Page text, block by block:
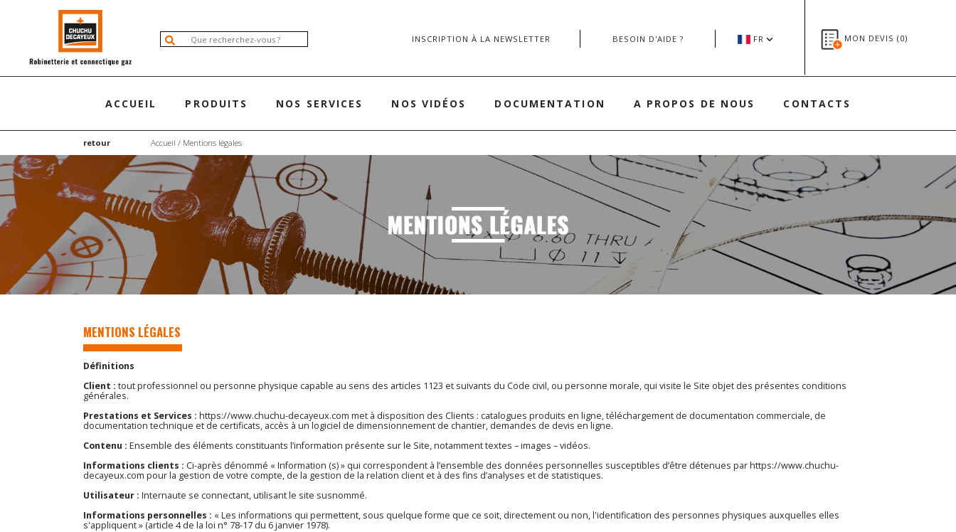
INSCRIPTION À LA NEWSLETTER BESOIN D'AIDE ? FR MON DEVIS (0)
ACCUEIL PRODUITS NOS SERVICES NOS VIDÉOS DOCUMENTATION A PROPOS DE NOUS CONTACTS
retour Accueil / Mentions légales
MENTIONS LÉGALES
Définitions
Client : tout professionnel ou personne physique capable au sens des articles 1123 et suivants du Code civil, ou personne morale, qui visite le Site objet des présentes conditions
générales.
Prestations et Services : https://www.chuchu-decayeux.com met à disposition des Clients : catalogues produits en ligne, téléchargement de documentation commerciale, de
documentation technique et de certificats, accès à un logiciel de dimensionnement de chantier, demandes de devis en ligne.
Contenu : Ensemble des éléments constituants l’information présente sur le Site, notamment textes – images – vidéos.
Informations clients : Ci-après dénommé « Information (s) » qui correspondent à l’ensemble des données personnelles susceptibles d’être détenues parhttps://www.chuchu-
decayeux.com pour la gestion de votre compte, de la gestion de la relation client et à des fins d’analyses et de statistiques.
Utilisateur : Internaute se connectant, utilisant le site susnommé.
Informations personnelles : « Les informations qui permettent, sous quelque forme que ce soit, directement ou non, l'identification des personnes physiques auxquelles elles
s'appliquent » (article 4 de la loi n° 78-17 du 6 janvier 1978).